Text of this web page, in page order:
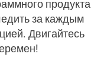
продукта
за каждым
Двигайтесь